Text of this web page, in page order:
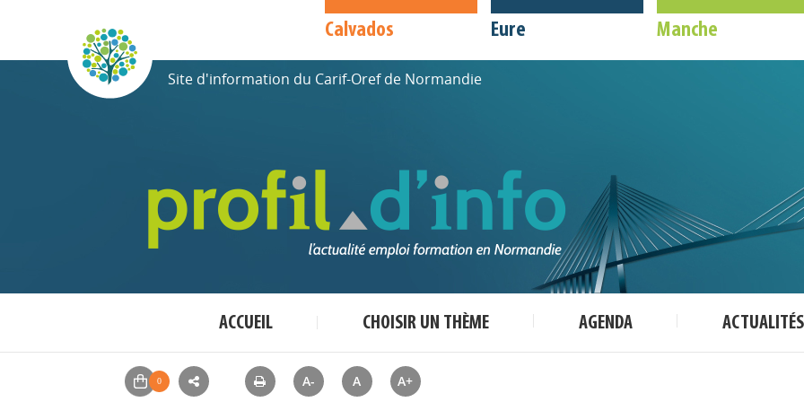
Calvados Eure Manche
Site d'information du Carif-Oref de Normandie
ACCUEIL CHOISIR UN THÈME AGENDA ACTUALITÉS
A- A A+